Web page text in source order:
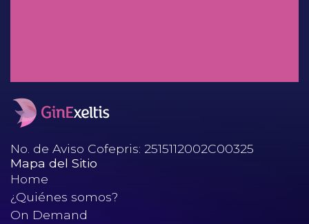
el desenlace perinatal?
No. de Aviso Cofepris: 2515112002C00325
Mapa del Sitio
Home
¿Quiénes somos?
On Demand